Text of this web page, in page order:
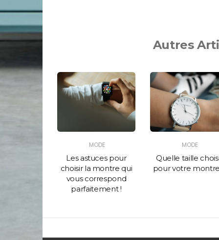
Autres
MODE
Les astuces pour
choisir la montre qui
vous correspond
parfaitement !
MODE
Quelle taille
pour votre